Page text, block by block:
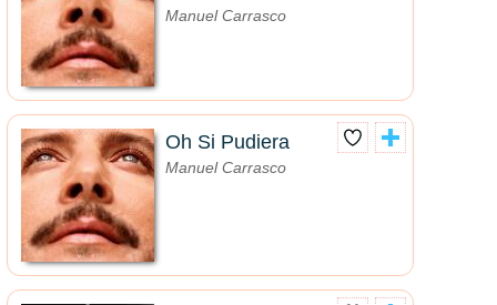
Manuel Carrasco
Oh Si Pudiera
Manuel Carrasco